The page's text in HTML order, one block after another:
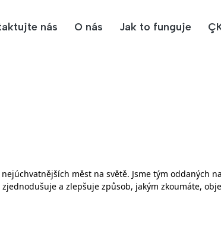
nás O nás Jak to funguje
měst na světě. Jsme tým oddaných
a zlepšuje způsob, jakým zkoumáte,